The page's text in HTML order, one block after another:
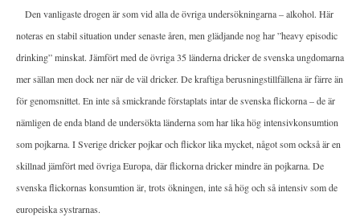
Den vanligaste drogen är som vid alla de övriga undersökningarna – alkohol. Här
noteras en stabil situation under senaste åren, men glädjande nog har ”heavy episodic
drinking” minskat. Jämfört med de övriga 35 länderna dricker de svenska ungdomarna
mer sällan men dock ner när de väl dricker. De kraftiga berusningstillfällena är färre än
för genomsnittet. En inte så smickrande förstaplats intar de svenska flickorna – de är
nämligen de enda bland de undersökta länderna som har lika hög intensivkonsumtion
som pojkarna. I Sverige dricker pojkar och flickor lika mycket, något som också är en
skillnad jämfört med övriga Europa, där flickorna dricker mindre än pojkarna. De
svenska flickornas konsumtion är, trots ökningen, inte så hög och så intensiv som de
europeiska systrarnas.